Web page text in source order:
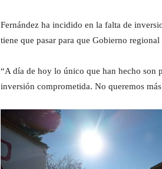
Fernández ha incidido en la falta de
tiene que pasar para que Gobierno
“A día de hoy lo único que han hecho son
inversión comprometida. No queremos